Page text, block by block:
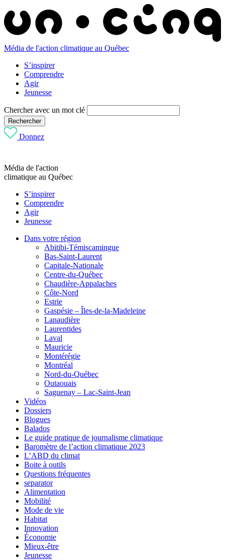
Média de l'action climatique au Québec
S’inspirer
Comprendre
Agir
Jeunesse
Chercher avec un mot clé
Rechercher
Donnez
Média de l'action
climatique au Québec
S’inspirer
Comprendre
Agir
Jeunesse
Dans votre région
Abitibi-Témiscamingue
Bas-Saint-Laurent
Capitale-Nationale
Centre-du-Québec
Chaudière-Appalaches
Côte-Nord
Estrie
Gaspésie – Îles-de-la-Madeleine
Lanaudière
Laurentides
Laval
Mauricie
Montérégie
Montréal
Nord-du-Québec
Outaouais
Saguenay – Lac-Saint-Jean
Vidéos
Dossiers
Blogues
Balados
Le guide pratique de journalisme climatique
Baromètre de l’action climatique 2023
L’ABD du climat
Boite à outils
Questions fréquentes
separator
Alimentation
Mobilité
Mode de vie
Habitat
Innovation
Économie
Mieux-être
Jeunesse